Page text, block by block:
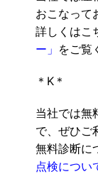
おこなって
詳しくはこ
ー」 をご覧
＊K＊
当社では無
で、ぜひご
無料診断に
点検につい